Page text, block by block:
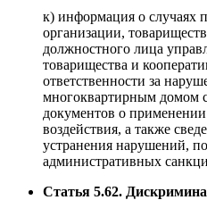
к) информация о случаях
организации,
должностного лица
товарищества и
ответственности за
многоквартирным домом
документов о
воздействия, а также
устранения нарушений,
административных
Статья 5.62.